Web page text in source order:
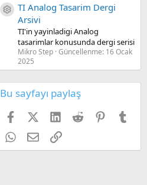
Kaynak ikon/amblem
TI Analog Tasarim Dergi
Arsivi
TI'in yayinladigi Analog
tasarimlar konusunda dergi serisi
Mikro Step Güncellenme: 16 Ocak
2025
Bu sayfayı paylaş
FacebookX (Twitter)
LinkedIn
Reddit Pinterest
WhatsApp
E-postaLink